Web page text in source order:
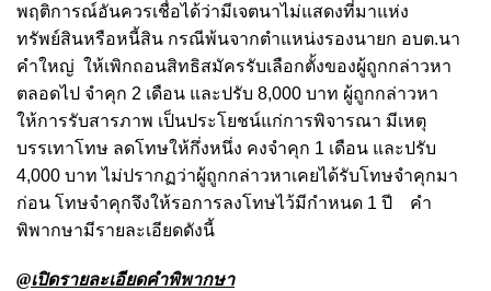
พฤติการณ์อันควรเชื่อได้ว่ามีเจตนาไม่แสดงที่มาแห่ง
ทรัพย์สินหรือหนี้สิน กรณีพ้นจากตำแหน่งรองนายก อบต.นา
คำใหญ่ ให้เพิกถอนสิทธิสมัครรับเลือกตั้งของผู้ถูกกล่าวหา
ตลอดไป จำคุก 2 เดือน และปรับ 8,000 บาท ผู้ถูกกล่าวหา
ให้การรับสารภาพ เป็นประโยชน์แก่การพิจารณา มีเหตุ
บรรเทาโทษ ลดโทษให้กึ่งหนึ่ง คงจำคุก 1 เดือน และปรับ
4,000 บาท ไม่ปรากฏว่าผู้ถูกกล่าวหาเคยได้รับโทษจำคุกมา
ก่อน โทษจำคุกจึงให้รอการลงโทษไว้มีกำหนด 1 ปี คำ
พิพากษามีรายละเอียดดังนี้
@เปิดรายละเอียดคำพิพากษา